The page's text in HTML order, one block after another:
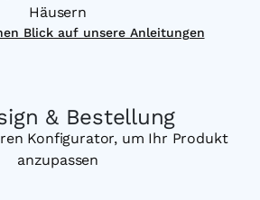
Häusern
Blick auf unsere Anleitungen
& Bestellung
Konfigurator, um Ihr Produkt
anzupassen